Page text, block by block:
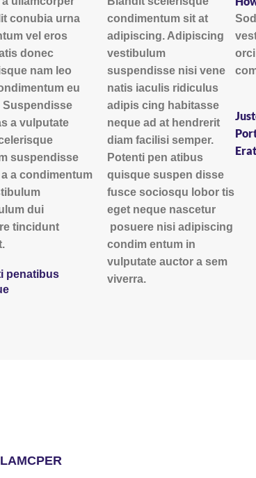
conubia urna
vel eros
donec
nam leo
eu
Suspendisse
a vulputate
suspendisse
a condimentum
dui
tincidunt
penatibus
condimentum sit at
adipiscing. Adipiscing
vestibulum
suspendisse nisi vene
natis iaculis ridiculus
adipis cing habitasse
neque ad at hendrerit
diam facilisi semper.
Potenti pen atibus
quisque suspen disse
fusce sociosqu lobor tis
eget neque nascetur
posuere nisi adipiscing
condim entum in
vulputate auctor a sem
viverra.